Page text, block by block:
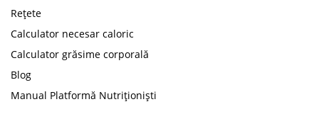
Rețete
Calculator necesar caloric
Calculator grăsime corporală
Blog
Manual Platformă Nutriționiști